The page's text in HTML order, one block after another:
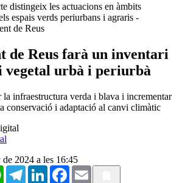
distingeix les actuacions en àmbits
espais verds periurbans i agraris -
de Reus
de Reus farà un inventari
vegetal urbà i periurbà
infraestructura verda i blava i incrementar
conservació i adaptació al canvi climàtic
2024 a les 16:45
WhatsAppTelegramLinkedInFacebook
Email